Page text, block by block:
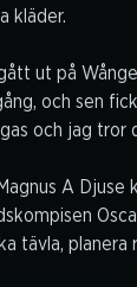
kläder.
ut på
och sen
och jag tror
A
tävla,